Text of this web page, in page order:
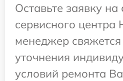
Оставьте заявку на
сервисного центра
менеджер
уточнения
условий ремонта